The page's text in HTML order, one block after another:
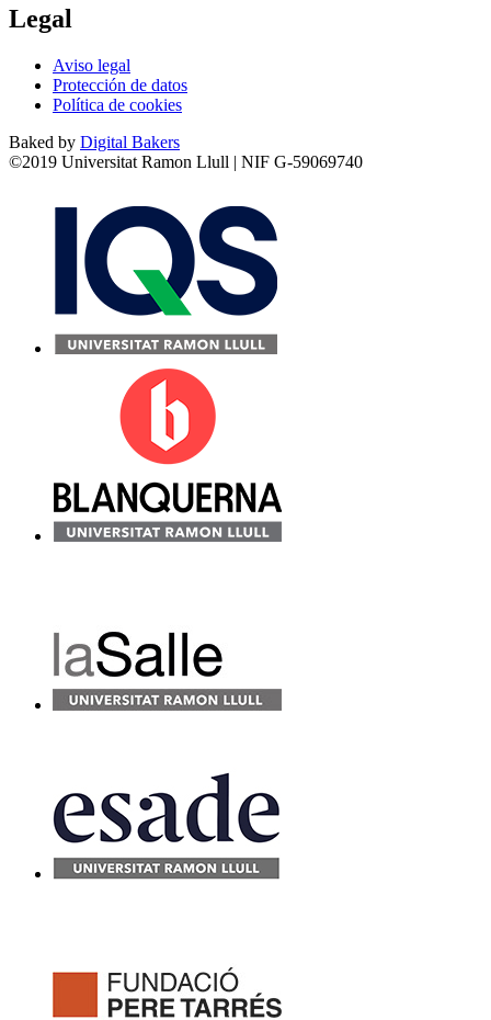
Legal
Aviso legal
Protección de datos
Política de cookies
Baked by Digital Bakers
©2019 Universitat Ramon Llull | NIF G-59069740